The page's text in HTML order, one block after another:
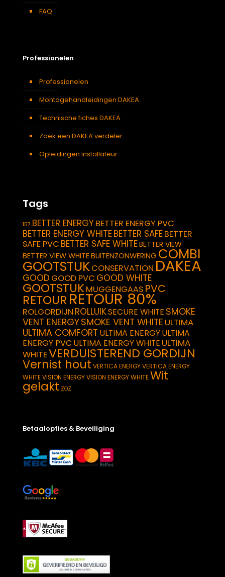
FAQ
Professionelen
Professionelen
Montagehandleidingen DAKEA
Technische fiches DAKEA
Zoek een DAKEA verdeler
Opleidingen installateur
Tags
157 BETTER ENERGYBETTER ENERGY PVC
BETTER ENERGY WHITEBETTER SAFEBETTER
SAFE PVC BETTER SAFE WHITEBETTER VIEW
BETTER VIEW WHITEBUITENZONWERING COMBI
GOOTSTUKCONSERVATION DAKEA
GOOD GOOD PVC GOOD WHITE
GOOTSTUKMUGGENGAAS PVC
RETOUR RETOUR 80%
ROLGORDIJN ROLLUIKSECURE WHITE SMOKE
VENT ENERGYSMOKE VENT WHITE ULTIMA
ULTIMA COMFORT ULTIMA ENERGYULTIMA
ENERGY PVC ULTIMA ENERGY WHITE ULTIMA
WHITEVERDUISTEREND GORDIJN
Vernist hout VERTICA ENERGYVERTICA ENERGY
WHITEVISION ENERGYVISION ENERGY WHITEWit
gelakt ZOZ
Betaalopties & Beveiliging